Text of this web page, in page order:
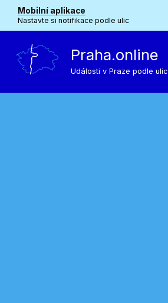
Mobilní aplikace
Nastavte si notifikace podle ulic
Praha.online
Události v Praze podle ulic